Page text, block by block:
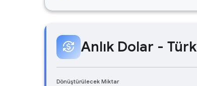
currency_exchange Anlık Dolar -
Dönüştürülecek Miktar